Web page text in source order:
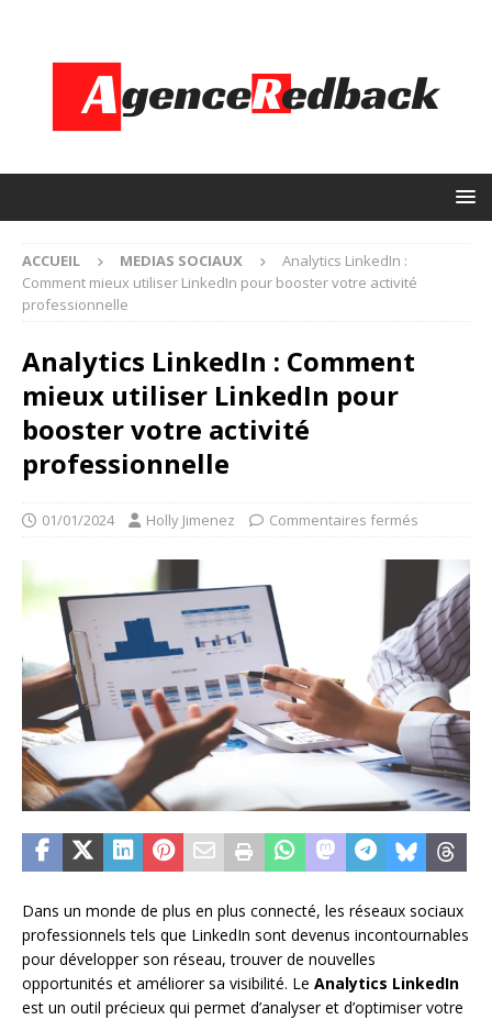
ACCUEIL MEDIAS SOCIAUX
Analytics LinkedIn :
Comment mieux utiliser LinkedIn pour booster votre activité
professionnelle
Analytics LinkedIn : Comment
mieux utiliser LinkedIn pour
booster votre activité
professionnelle
01/01/2024 Holly Jimenez Commentaires fermés
Dans un monde de plus en plus connecté, les réseaux sociaux
professionnels tels que LinkedIn sont devenus incontournables
pour développer son réseau, trouver de nouvelles
opportunités et améliorer sa visibilité. Le Analytics LinkedIn
est un outil précieux qui permet d’analyser et d’optimiser votre